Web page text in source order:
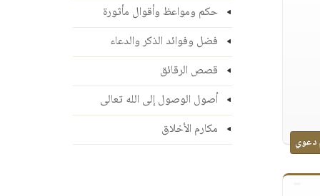
دعوي
حكم ومواعظ وأقوال مأثورة
فضل وفوائد الذكر والدعاء
قصص الرقائق
أصول الوصول إلى الله تعالى
مكارم الأخلاق